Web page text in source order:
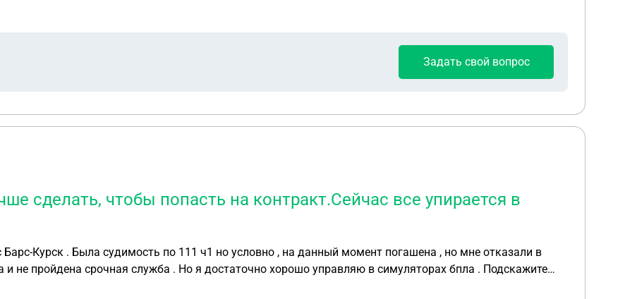
Как мы должны возмещать? Законно ли поступила полиция? И действительно ли дело дойдёт до
Задать свой вопрос
сделать, чтобы попасть на контракт.Сейчас все упирается в
Курск . Была судимость по 111 ч1 но условно , на данный момент погашена , но мне отказали в
и не пройдена срочная служба . Но я достаточно хорошо управляю в симуляторах бпла . Подскажите
.Сейчас все упирается в срочную службу и военный билет,